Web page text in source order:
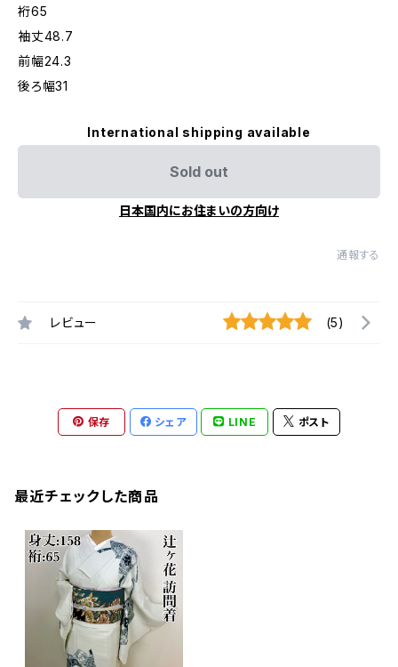
裄65
袖丈48.7
前幅24.3
後ろ幅31
International shipping available
Sold out
日本国内にお住まいの方向け
通報する
レビュー (5)
保存 シェア LINE ポスト
最近チェックした商品